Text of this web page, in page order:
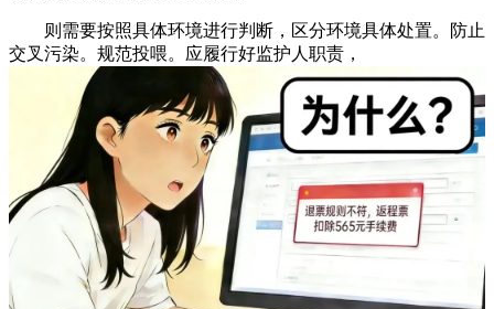
则需要按照具体环境进行判断，区分环境具体处置。防止
交叉污染。规范投喂。应履行好监护人职责，